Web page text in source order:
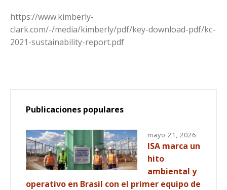
https://www.kimberly-
clark.com/-/media/kimberly/pdf/key-download-pdf/kc-
2021-sustainability-report.pdf
Publicaciones populares
mayo 21, 2026
ISA marca un
hito
ambiental y
operativo en Brasil con el primer equipo de